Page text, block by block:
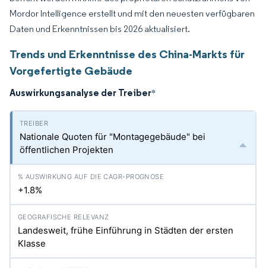
Mordor Intelligence erstellt und mit den neuesten verfügbaren
Daten und Erkenntnissen bis 2026 aktualisiert.
Trends und Erkenntnisse des China-Markts für
Vorgefertigte Gebäude
Auswirkungsanalyse der Treiber*
Nationale Quoten für "Montagegebäude" bei
öffentlichen Projekten
+1.8%
Landesweit, frühe Einführung in Städten der ersten
Klasse